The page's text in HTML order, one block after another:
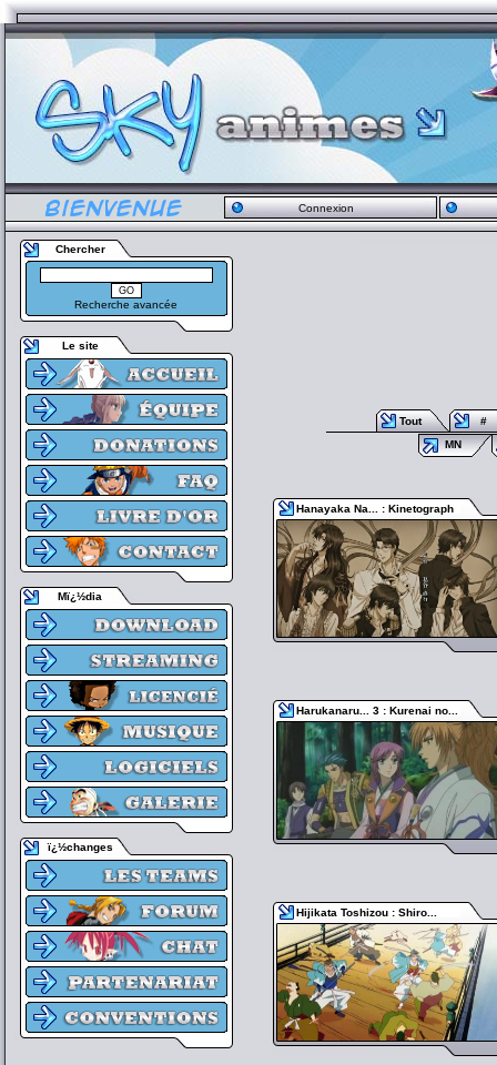
Connexion
Chercher
Recherche avancée
Le site
Mï¿½dia
ï¿½changes
Tout
#
MN
Hanayaka Na... : Kinetograph
Harukanaru... 3 : Kurenai no...
Hijikata Toshizou : Shiro...